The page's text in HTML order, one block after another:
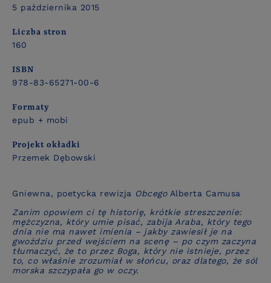
5 października 2015
Liczba stron
160
ISBN
978-83-65271-00-6
Formaty
epub + mobi
Projekt okładki
Przemek Dębowski
Gniewna, poetycka rewizja ObcegoAlberta Camusa
Zanim opowiem ci tę historię, krótkie streszczenie:
mężczyzna, który umie pisać, zabija Araba, który tego
dnia nie ma nawet imienia – jakby zawiesił je na
gwoździu przed wejściem na scenę – po czym zaczyna
tłumaczyć, że to przez Boga, który nie istnieje, przez
to, co właśnie zrozumiał w słońcu, oraz dlatego, że sól
morska szczypała go w oczy.